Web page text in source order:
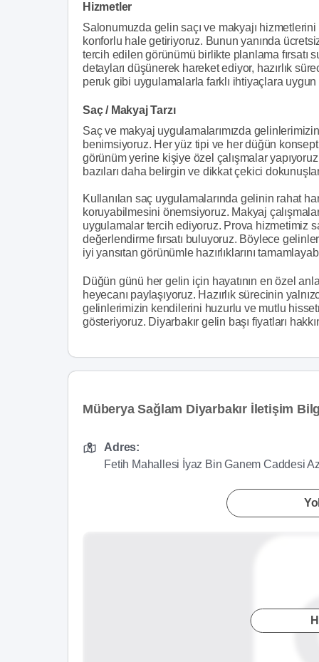
Hizmetler
Salonumuzda gelin saçı ve makyajı
konforlu hale getiriyoruz. Bunun yanında
tercih edilen görünümü birlikte planlama
detayları düşünerek hareket ediyor, hazırlık
peruk gibi uygulamalarla farklı ihtiyaçlara
Saç / Makyaj Tarzı
Saç ve makyaj uygulamalarımızda
benimsiyoruz. Her yüz tipi ve her düğün
görünüm yerine kişiye özel çalışmalar
bazıları daha belirgin ve dikkat çekici
Kullanılan saç uygulamalarında gelinin rahat
koruyabilmesini önemsiyoruz. Makyaj
uygulamalar tercih ediyoruz. Prova hizmetimiz
değerlendirme fırsatı buluyoruz. Böylece
iyi yansıtan görünümle hazırlıklarını
Düğün günü her gelin için hayatının en özel
heyecanı paylaşıyoruz. Hazırlık sürecinin
gelinlerimizin kendilerini huzurlu ve mutlu
gösteriyoruz. Diyarbakır gelin başı fiyatları
Müberya Sağlam Diyarbakır İletişim
Adres:
Fetih Mahallesi İyaz Bin Ganem Caddesi